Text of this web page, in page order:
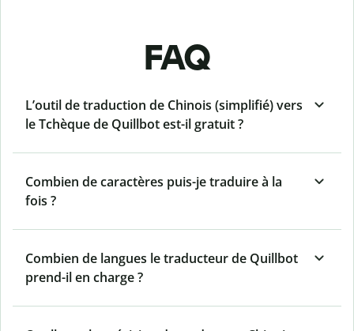
FAQ
L’outil de traduction de Chinois (simplifié) vers
le Tchèque de Quillbot est-il gratuit ?
Combien de caractères puis-je traduire à la
fois ?
Combien de langues le traducteur de Quillbot
prend-il en charge ?